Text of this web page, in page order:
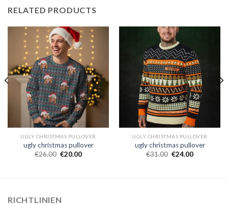
RELATED PRODUCTS
UGLY CHRISTMAS PULLOVER
ugly christmas pullover
€26.00 €20.00
UGLY CHRISTMAS PULLOVER
ugly christmas pullover
€31.00 €24.00
RICHTLINIEN